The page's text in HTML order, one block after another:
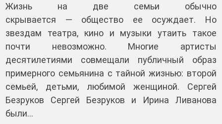
Жизнь на две семьи обычно
скрывается — общество ее осуждает. Но
звездам театра, кино и музыки утаить такое
почти невозможно. Многие артисты
десятилетиями совмещали публичный образ
примерного семьянина с тайной жизнью: второй
семьей, детьми, любимой женщиной. Сергей
Безруков Сергей Безруков и Ирина Ливанова
были…